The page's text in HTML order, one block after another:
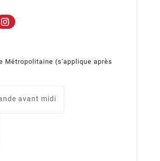
Métropolitaine (s'applique après
avant midi